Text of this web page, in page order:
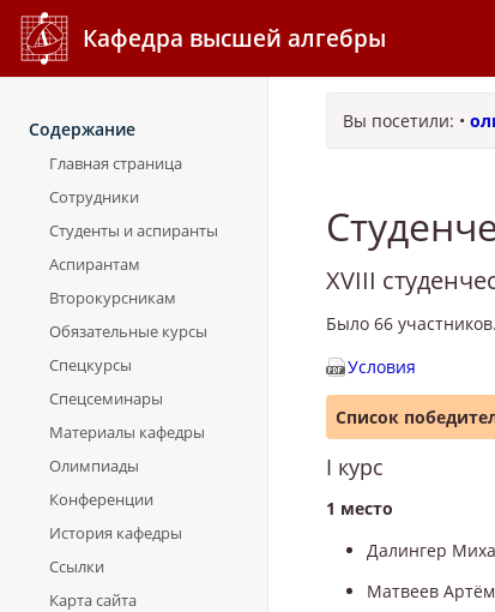
Кафедра высшей алгебры
Содержание
Главная страница
Сотрудники
Студенты и аспиранты
Аспирантам
Второкурсникам
Обязательные курсы
Спецкурсы
Спецсеминары
Материалы кафедры
Олимпиады
Конференции
История кафедры
Ссылки
Карта сайта
Вы посетили: •
XVIII
Было 66 участников.
Условия
Список
I курс
1 место
Далингер
Матвеев